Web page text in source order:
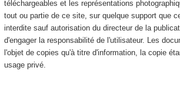
téléchargeables et les représentations
tout ou partie de ce site, sur quelque support que
interdite sauf autorisation du directeur de la
d'engager la responsabilité de l'utilisateur. Les
l'objet de copies qu'à titre d'information, la copie
usage privé.